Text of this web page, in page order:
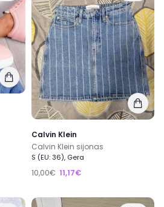
Calvin Klein
Calvin Klein sijonas
S (EU: 36), Gera
10,00€ 11,17€